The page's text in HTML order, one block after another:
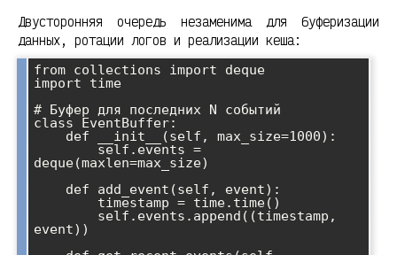
Двусторонняя очередь незаменима для буферизации
данных, ротации логов и реализации кеша:
from collections import deque
import time
# Буфер для последних N событий
class EventBuffer:
deque(maxlen=max_size)
event))